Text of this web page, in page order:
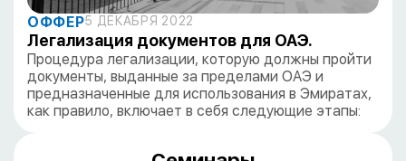
ОФФЕР5 ДЕКАБРЯ 2022
Легализация документов для ОАЭ.
Процедура легализации, которую должны пройти
документы, выданные за пределами ОАЭ и
предназначенные для использования в Эмиратах,
как правило, включает в себя следующие этапы: